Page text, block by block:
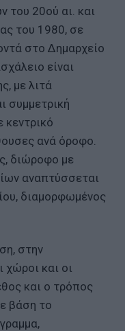
του 20ού αι. και
του 1980, σε
στο Δημαρχείο
είναι
με λιτά
συμμετρική
ανά όροφο.
διώροφο με
αναπτύσσεται
διαμορφωμένος
στην
και οι
και ο τρόπος
βάση το